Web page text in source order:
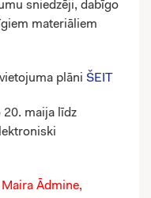
sniedzēji, dabīgo
materiāliem
plāni ŠEIT
20. maija līdz
Maira Ādmine,